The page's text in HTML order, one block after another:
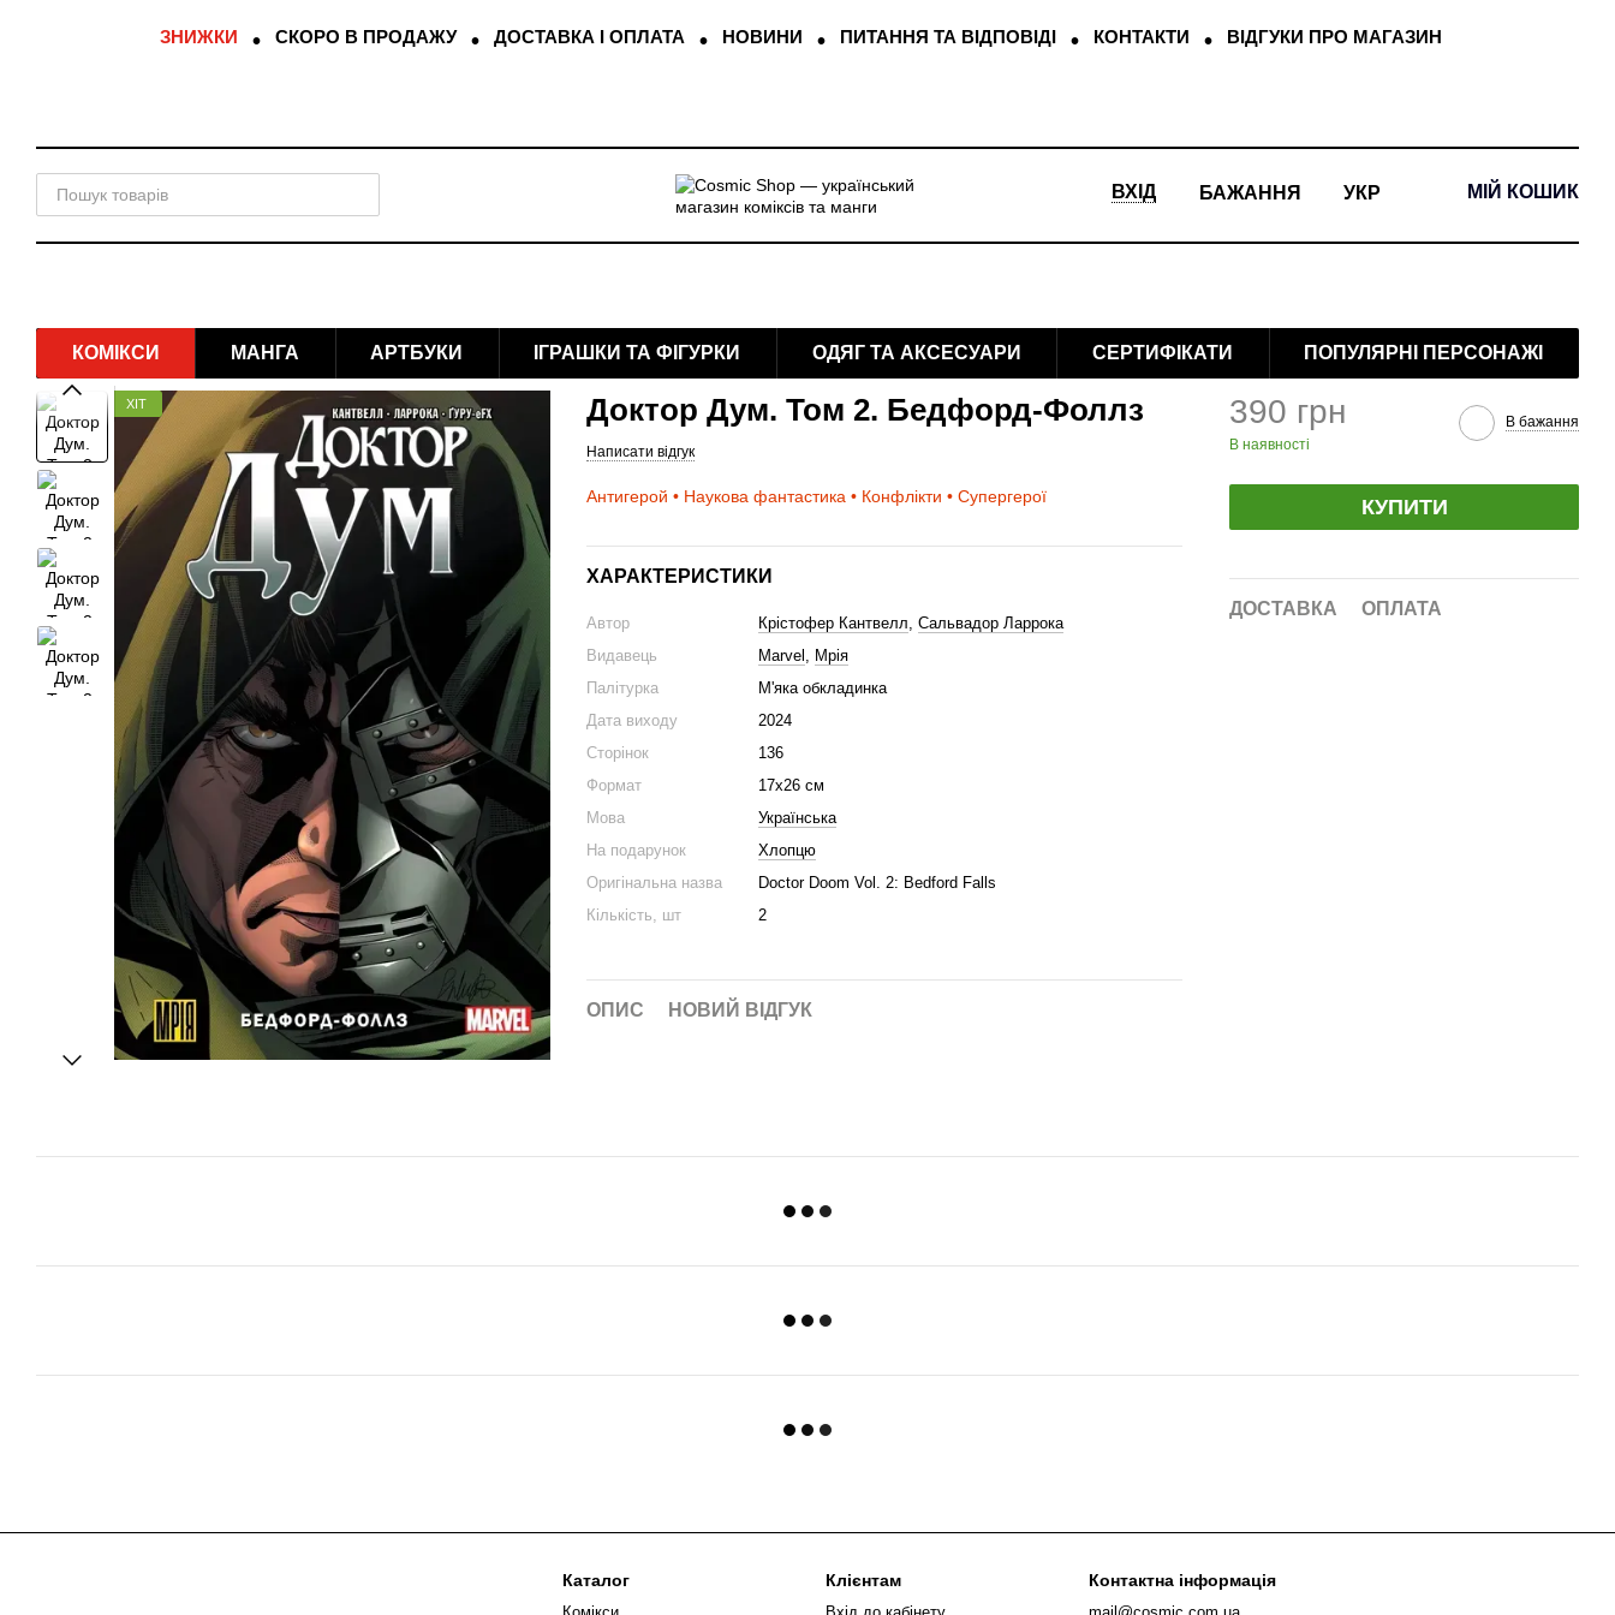
ЗНИЖКИ СКОРО В ПРОДАЖУ ДОСТАВКА І ОПЛАТА НОВИНИ ПИТАННЯ ТА ВІДПОВІДІ КОНТАКТИ ВІДГУКИ ПРО МАГАЗИН
ВХІД БАЖАННЯ УКР МІЙ КОШИК
КОМІКСИ МАНГА АРТБУКИ ІГРАШКИ ТА ФІГУРКИ ОДЯГ ТА АКСЕСУАРИ СЕРТИФІКАТИ ПОПУЛЯРНІ ПЕРСОНАЖІ
ХІТ Доктор Дум. Том 2. Бедфорд-Фоллз
Написати відгук
Антигерой • Наукова фантастика • Конфлікти • Супергерої
ХАРАКТЕРИСТИКИ
Автор Крістофер Кантвелл, Сальвадор Ларрока
Видавець
Marvel , Мрія
Палітурка
М'яка обкладинка
Дата виходу
2024
Сторінок
136
Формат
17х26 см
Мова
Українська
На подарунок
Хлопцю
Оригінальна назва
Doctor Doom Vol. 2: Bedford Falls
Кількість, шт
2
ОПИС НОВИЙ ВІДГУК
390 грн
В наявності
В бажання
КУПИТИ
ДОСТАВКА ОПЛАТА
Каталог Клієнтам Контактна інформація